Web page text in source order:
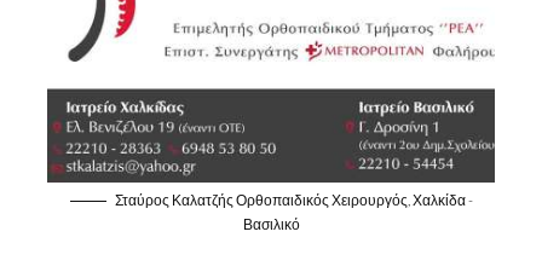
Σταύρος Καλατζής Ορθοπαιδικός Χειρουργός, Χαλκίδα -
Βασιλικό